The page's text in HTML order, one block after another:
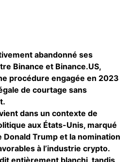
abandonné ses
Binance et Binance.US,
procédure engagée en 2023
de courtage sans
dans un contexte de
aux États-Unis, marqué
Donald Trump et la nomination
à l’industrie crypto.
entièrement blanchi, tandis